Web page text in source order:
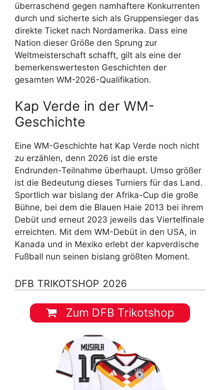
überraschend gegen namhaftere Konkurrenten
durch und sicherte sich als Gruppensieger das
direkte Ticket nach Nordamerika. Dass eine
Nation dieser Größe den Sprung zur
Weltmeisterschaft schafft, gilt als eine der
bemerkenswertesten Geschichten der
gesamten WM-2026-Qualifikation.
Kap Verde in der WM-
Geschichte
Eine WM-Geschichte hat Kap Verde noch nicht
zu erzählen, denn 2026 ist die erste
Endrunden-Teilnahme überhaupt. Umso größer
ist die Bedeutung dieses Turniers für das Land.
Sportlich war bislang der Afrika-Cup die große
Bühne, bei dem die Blauen Haie 2013 bei ihrem
Debüt und erneut 2023 jeweils das Viertelfinale
erreichten. Mit dem WM-Debüt in den USA, in
Kanada und in Mexiko erlebt der kapverdische
Fußball nun seinen bislang größten Moment.
DFB TRIKOTSHOP 2026
Zum DFB Trikotshop